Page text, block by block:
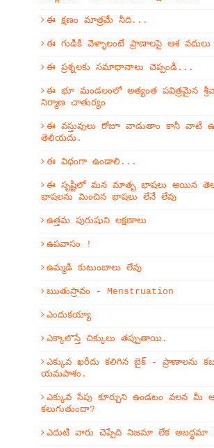
ఈ క్షణం మాత్రమే నీది...
ఈ గుడికి వెళ్ళాలంటే ప్రాణాలపై ఆశ వదులు
ఈ ప్రశ్నలకు సమాధానాలు చెప్పండి...
ఈ భూ మండలంలో అత్యంత పవిత్రమైన
నిర్మాణ చాతుర్యం
ఈ వస్తువులు రోజూ వాడుతాం కానీ
తెలియదు.
ఈ విధంగా ఉండాలి...
ఈ సృష్టిలో మన మాతృ భాషలు అయిన
భాషలను మించిన భాషలు లేనే లేవు
ఉత్తమ పురుషుని లక్షణాలు
ఉపవాసం !
ఉమ్మడి కుటుంబాలు లేవు
ఋతుస్రావం - Menstruation
ఎందుకయ్యా
ఎక్కాలొస్తే చిక్కులు తప్పుతాయి.
ఎక్కువ ఖరీదు కలిగిన బైక్ - ప్రాణాలను
యమపాశం.
ఎక్కువ సేపు కూర్చుని ఉండటం వలన మీ
కలుగుతుందా?
ఎదుటి వారు చెప్పేది నిజమా లేక అబద్ధమా